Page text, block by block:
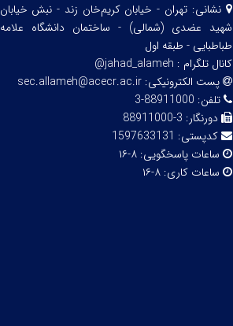
نشانی:تهران - خیابان کریم‌خان زند - نبش خیابان
شهید عضدی (شمالی) - ساختمان دانشگاه علامه
طباطبایی - طبقه اول
کانال تلگرام : jahad_alameh@
پست الکترونیکی:sec.allameh@acecr.ac.ir
تلفن: 88911000-3
دورنگار: 3-88911000
کدپستی: 1597633131
ساعات پاسخگویی:۸-۱۶
ساعات کاری:۸-۱۶